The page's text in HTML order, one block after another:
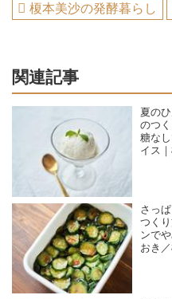
榎本美沙の発酵暮らし
関連記事
夏の
のつ
糖な
イス
さっ
つく
ンで
おき